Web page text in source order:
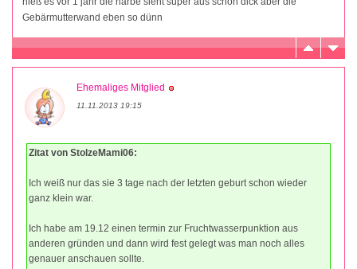
Gebärmutterwand eben so dünn
Ehemaliges Mitglied
11.11.2013 19:15
Zitat von StolzeMami06:
Ich weiß nur das sie 3 tage nach der letzten geburt schon wieder
ganz klein war.
Ich habe am 19.12 einen termin zur Fruchtwasserpunktion aus
anderen gründen und dann wird fest gelegt was man noch alles
genauer anschauen sollte.